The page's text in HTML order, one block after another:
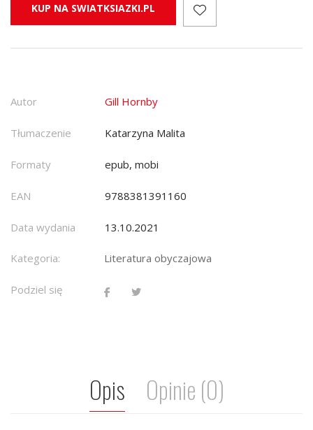
KUP NA SWIATKSIAZKI.PL
Autor Gill Hornby
Tłumaczenie Katarzyna Malita
Formaty epub, mobi
EAN 9788381391160
Data wydania 13.10.2021
Kategoria: Literatura obyczajowa
Podziel się
Opis Opinie (0)